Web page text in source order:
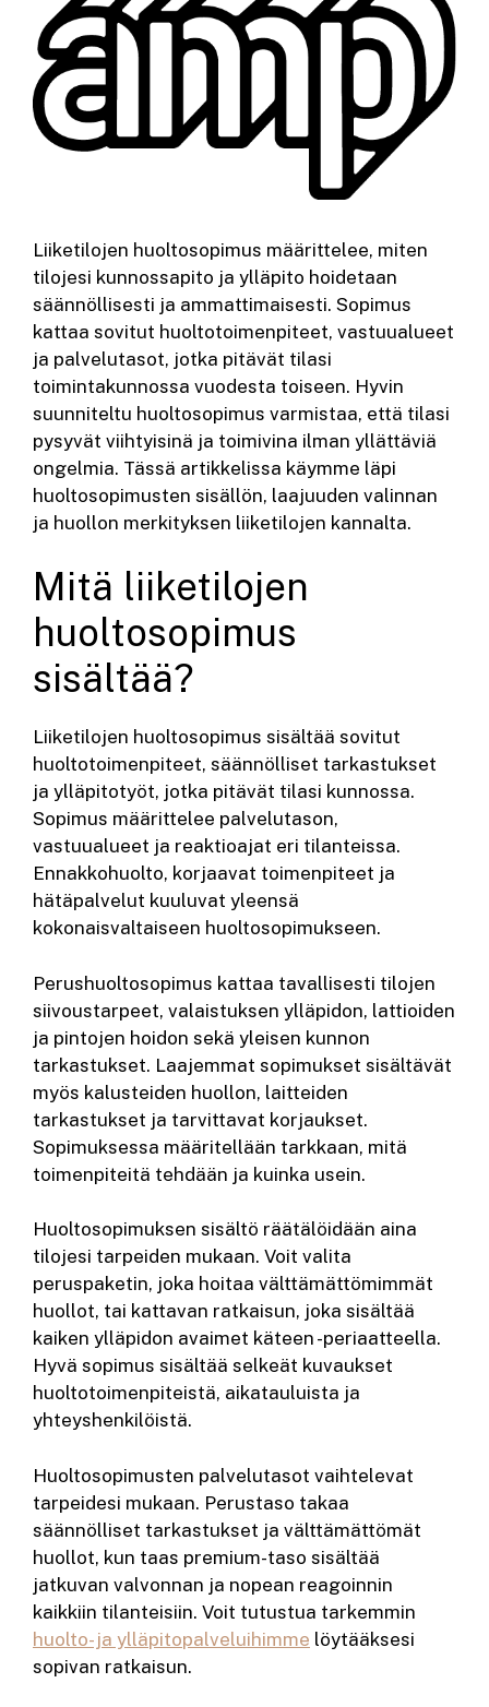
Liiketilojen huoltosopimus määrittelee, miten
tilojesi kunnossapito ja ylläpito hoidetaan
säännöllisesti ja ammattimaisesti. Sopimus
kattaa sovitut huoltotoimenpiteet, vastuualueet
ja palvelutasot, jotka pitävät tilasi
toimintakunnossa vuodesta toiseen. Hyvin
suunniteltu huoltosopimus varmistaa, että tilasi
pysyvät viihtyisinä ja toimivina ilman yllättäviä
ongelmia. Tässä artikkelissa käymme läpi
huoltosopimusten sisällön, laajuuden valinnan
ja huollon merkityksen liiketilojen kannalta.
Mitä liiketilojen
huoltosopimus
sisältää?
Liiketilojen huoltosopimus sisältää sovitut
huoltotoimenpiteet, säännölliset tarkastukset
ja ylläpitotyöt, jotka pitävät tilasi kunnossa.
Sopimus määrittelee palvelutason,
vastuualueet ja reaktioajat eri tilanteissa.
Ennakkohuolto, korjaavat toimenpiteet ja
hätäpalvelut kuuluvat yleensä
kokonaisvaltaiseen huoltosopimukseen.
Perushuoltosopimus kattaa tavallisesti tilojen
siivoustarpeet, valaistuksen ylläpidon, lattioiden
ja pintojen hoidon sekä yleisen kunnon
tarkastukset. Laajemmat sopimukset sisältävät
myös kalusteiden huollon, laitteiden
tarkastukset ja tarvittavat korjaukset.
Sopimuksessa määritellään tarkkaan, mitä
toimenpiteitä tehdään ja kuinka usein.
Huoltosopimuksen sisältö räätälöidään aina
tilojesi tarpeiden mukaan. Voit valita
peruspaketin, joka hoitaa välttämättömimmät
huollot, tai kattavan ratkaisun, joka sisältää
kaiken ylläpidon avaimet käteen -periaatteella.
Hyvä sopimus sisältää selkeät kuvaukset
huoltotoimenpiteistä, aikatauluista ja
yhteyshenkilöistä.
Huoltosopimusten palvelutasot vaihtelevat
tarpeidesi mukaan. Perustaso takaa
säännölliset tarkastukset ja välttämättömät
huollot, kun taas premium-taso sisältää
jatkuvan valvonnan ja nopean reagoinnin
kaikkiin tilanteisiin. Voit tutustua tarkemmin
huolto- ja ylläpitopalveluihimme löytääksesi
sopivan ratkaisun.